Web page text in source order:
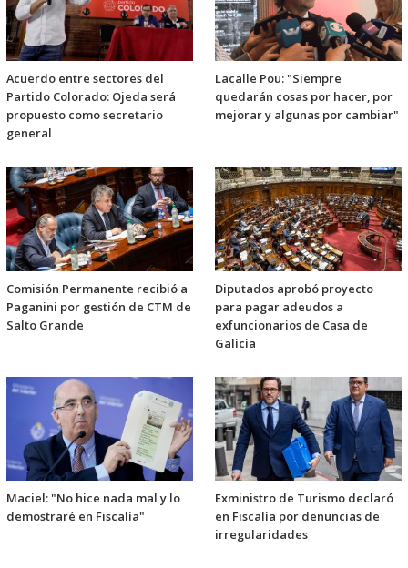
Acuerdo entre sectores del
Partido Colorado: Ojeda será
propuesto como secretario
general
Lacalle Pou: "Siempre
quedarán cosas por hacer, por
mejorar y algunas por cambiar"
Comisión Permanente recibió a
Paganini por gestión de CTM de
Salto Grande
Diputados aprobó proyecto
para pagar adeudos a
exfuncionarios de Casa de
Galicia
Maciel: "No hice nada mal y lo
demostraré en Fiscalía"
Exministro de Turismo declaró
en Fiscalía por denuncias de
irregularidades